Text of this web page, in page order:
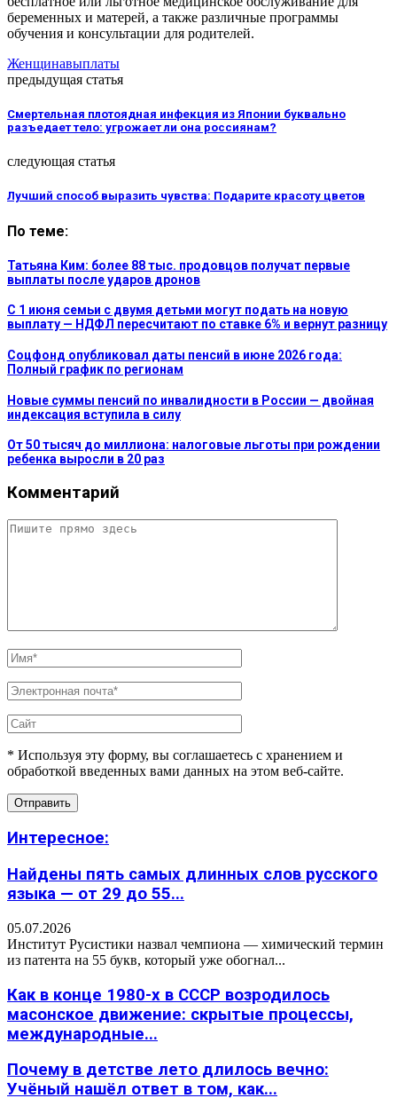
беременных и матерей, а также различные программы
обучения и консультации для родителей.
Женщинавыплаты
предыдущая статья
Смертельная плотоядная инфекция из Японии буквально
разъедает тело: угрожает ли она россиянам?
следующая статья
Лучший способ выразить чувства: Подарите красоту цветов
По теме:
Татьяна Ким: более 88 тыс. продовцов получат первые
выплаты после ударов дронов
С 1 июня семьи с двумя детьми могут подать на новую
выплату — НДФЛ пересчитают по ставке 6% и вернут разницу
Соцфонд опубликовал даты пенсий в июне 2026 года:
Полный график по регионам
Новые суммы пенсий по инвалидности в России — двойная
индексация вступила в силу
От 50 тысяч до миллиона: налоговые льготы при рождении
ребенка выросли в 20 раз
Комментарий
* Используя эту форму, вы соглашаетесь с хранением и
обработкой введенных вами данных на этом веб-сайте.
Интересное:
Найдены пять самых длинных слов русского
языка — от 29 до 55...
05.07.2026
Институт Русистики назвал чемпиона — химический термин
из патента на 55 букв, который уже обогнал...
Как в конце 1980-х в СССР возродилось
масонское движение: скрытые процессы,
международные...
Почему в детстве лето длилось вечно:
Учёный нашёл ответ в том, как...